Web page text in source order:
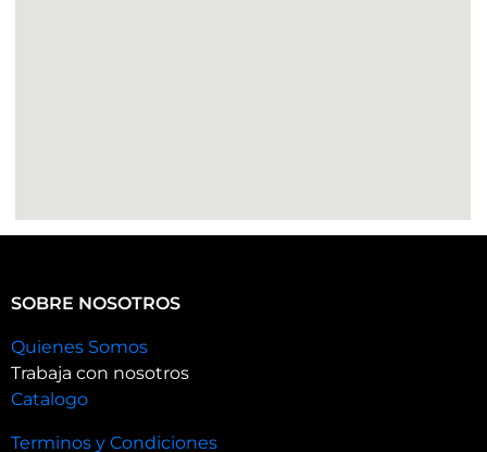
SOBRE NOSOTROS
Quienes Somos
Trabaja con nosotros
Catalogo
Terminos y Condiciones